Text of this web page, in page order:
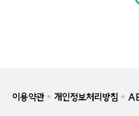
이용약관 개인정보처리방침